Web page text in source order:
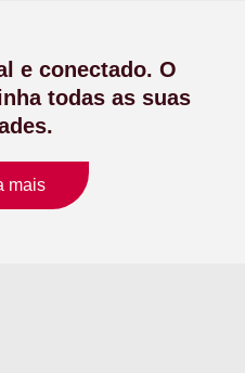
e conectado. O
todas as suas
mais